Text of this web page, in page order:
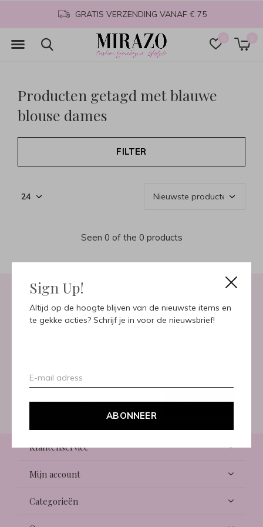
Sign Up!
Altijd op de hoogte blijven van de nieuwste items en
te gekke acties? Schrijf je in voor de nieuwsbrief!
ABONNEER
0 0
GRATIS VERZENDING VANAF € 75
Producten getagd met blauwe
blouse dames
FILTER
Seen 0 of the 0 products
Meld je aan voor onze
ABONNEER
Klantenservice
Mijn account
Categorieën